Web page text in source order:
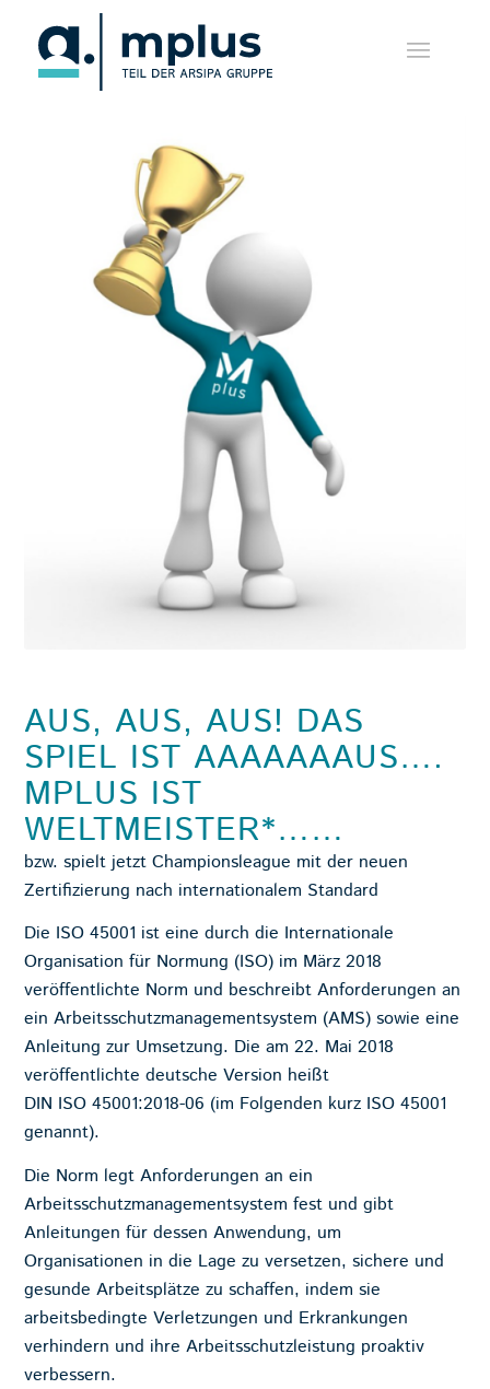
AUS, AUS, AUS! DAS
SPIEL IST AAAAAAAUS….
MPLUS IST
WELTMEISTER*……
bzw. spielt jetzt Championsleague mit der neuen
Zertifizierung nach internationalem Standard
Die ISO 45001 ist eine durch die Internationale
Organisation für Normung (ISO) im März 2018
veröffentlichte Norm und beschreibt Anforderungen an
einArbeitsschutzmanagementsystem (AMS) sowie eine
Anleitung zur Umsetzung. Die am 22. Mai 2018
veröffentlichte deutsche Version heißt
DIN ISO 45001:2018-06 (im Folgenden kurz ISO 45001
genannt).
Die Norm legt Anforderungen an ein
Arbeitsschutzmanagementsystem fest und gibt
Anleitungen für dessen Anwendung, um
Organisationen in die Lage zu versetzen, sichere und
gesunde Arbeitsplätze zu schaffen, indem sie
arbeitsbedingte Verletzungen und Erkrankungen
verhindern und ihre Arbeitsschutzleistung proaktiv
verbessern.